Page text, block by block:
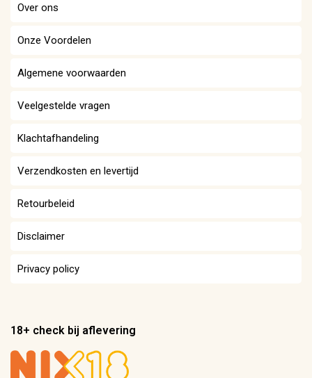
Over ons
Onze Voordelen
Algemene voorwaarden
Veelgestelde vragen
Klachtafhandeling
Verzendkosten en levertijd
Retourbeleid
Disclaimer
Privacy policy
18+ check bij aflevering